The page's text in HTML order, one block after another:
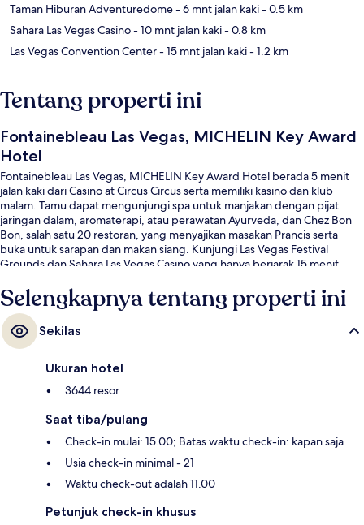
Taman Hiburan Adventuredome- 6 mnt jalan kaki- 0.5 km
Sahara Las Vegas Casino- 10 mnt jalan kaki- 0.8 km
Las Vegas Convention Center- 15 mnt jalan kaki- 1.2 km
Tentang properti ini
Fontainebleau Las Vegas, MICHELIN Key Award
Hotel
Fontainebleau Las Vegas, MICHELIN Key Award Hotel berada 5 menit
jalan kaki dari Casino at Circus Circus serta memiliki kasino dan klub
malam. Tamu dapat mengunjungi spa untuk manjakan dengan pijat
jaringan dalam, aromaterapi, atau perawatan Ayurveda, dan Chez Bon
Bon, salah satu 20 restoran, yang menyajikan masakan Prancis serta
buka untuk sarapan dan makan siang. Kunjungi Las Vegas Festival
Grounds dan Sahara Las Vegas Casino yang hanya berjarak 15 menit
renang dan tempat tidur di kamar.
Selengkapnya tentang properti ini
Sekilas
Ukuran hotel
3644 resor
Saat tiba/pulang
Check-in mulai: 15.00; Batas waktu check-in: kapan saja
Usia check-in minimal - 21
Waktu check-out adalah 11.00
Petunjuk check-in khusus